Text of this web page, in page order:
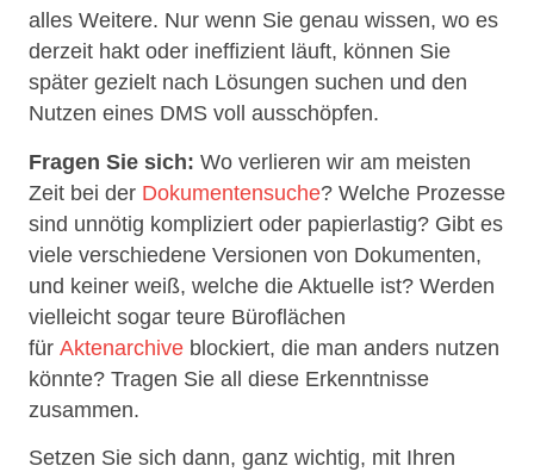
alles Weitere. Nur wenn Sie genau wissen, wo es
derzeit hakt oder ineffizient läuft, können Sie
später gezielt nach Lösungen suchen und den
Nutzen eines DMS voll ausschöpfen.
Fragen Sie sich: Wo verlieren wir am meisten
Zeit bei der Dokumentensuche? Welche Prozesse
sind unnötig kompliziert oder papierlastig? Gibt es
viele verschiedene Versionen von Dokumenten,
und keiner weiß, welche die Aktuelle ist? Werden
vielleicht sogar teure Büroflächen
für Aktenarchive blockiert, die man anders nutzen
könnte? Tragen Sie all diese Erkenntnisse
zusammen.
Setzen Sie sich dann, ganz wichtig, mit Ihren